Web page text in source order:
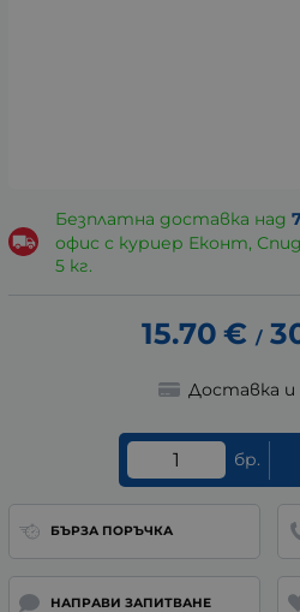
Безплатна доставка над
офис с куриер Еконт,
5 кг.
15.70 € /
Доставка
бр.
БЪРЗА ПОРЪЧКА
НАПРАВИ ЗАПИТВАНЕ